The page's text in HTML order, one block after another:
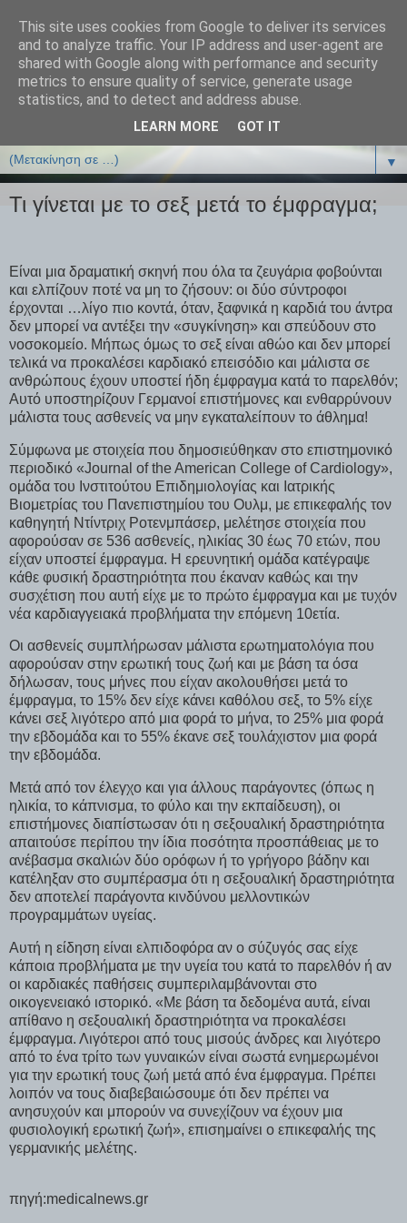
ΒΙΟΛΟΓΙΑonline.gr
Online Μαθήματα Βιολογίας
▼
Τι γίνεται με το σεξ μετά το έμφραγμα;
Είναι μια δραματική σκηνή που όλα τα ζευγάρια φοβούνται
και ελπίζουν ποτέ να μη το ζήσουν: οι δύο σύντροφοι
έρχονται …λίγο πιο κοντά, όταν, ξαφνικά η καρδιά του άντρα
δεν μπορεί να αντέξει την «συγκίνηση» και σπεύδουν στο
νοσοκομείο. Μήπως όμως το σεξ είναι αθώο και δεν μπορεί
τελικά να προκαλέσει καρδιακό επεισόδιο και μάλιστα σε
ανθρώπους έχουν υποστεί ήδη έμφραγμα κατά το παρελθόν;
Αυτό υποστηρίζουν Γερμανοί επιστήμονες και ενθαρρύνουν
μάλιστα τους ασθενείς να μην εγκαταλείπουν το άθλημα!
Σύμφωνα με στοιχεία που δημοσιεύθηκαν στο επιστημονικό
περιοδικό «Journal of the American College of Cardiology»,
ομάδα του Ινστιτούτου Επιδημιολογίας και Ιατρικής
Βιομετρίας του Πανεπιστημίου του Ουλμ, με επικεφαλής τον
καθηγητή Ντίντριχ Ροτενμπάσερ, μελέτησε στοιχεία που
αφορούσαν σε 536 ασθενείς, ηλικίας 30 έως 70 ετών, που
είχαν υποστεί έμφραγμα. Η ερευνητική ομάδα κατέγραψε
κάθε φυσική δραστηριότητα που έκαναν καθώς και την
συσχέτιση που αυτή είχε με το πρώτο έμφραγμα και με τυχόν
νέα καρδιαγγειακά προβλήματα την επόμενη 10ετία.
Οι ασθενείς συμπλήρωσαν μάλιστα ερωτηματολόγια που
αφορούσαν στην ερωτική τους ζωή και με βάση τα όσα
δήλωσαν, τους μήνες που είχαν ακολουθήσει μετά το
έμφραγμα, το 15% δεν είχε κάνει καθόλου σεξ, το 5% είχε
κάνει σεξ λιγότερο από μια φορά το μήνα, το 25% μια φορά
την εβδομάδα και το 55% έκανε σεξ τουλάχιστον μια φορά
την εβδομάδα.
Μετά από τον έλεγχο και για άλλους παράγοντες (όπως η
ηλικία, το κάπνισμα, το φύλο και την εκπαίδευση), οι
επιστήμονες διαπίστωσαν ότι η σεξουαλική δραστηριότητα
απαιτούσε περίπου την ίδια ποσότητα προσπάθειας με το
ανέβασμα σκαλιών δύο ορόφων ή το γρήγορο βάδην και
κατέληξαν στο συμπέρασμα ότι η σεξουαλική δραστηριότητα
δεν αποτελεί παράγοντα κινδύνου μελλοντικών
προγραμμάτων υγείας.
Αυτή η είδηση είναι ελπιδοφόρα αν ο σύζυγός σας είχε
κάποια προβλήματα με την υγεία του κατά το παρελθόν ή αν
οι καρδιακές παθήσεις συμπεριλαμβάνονται στο
οικογενειακό ιστορικό. «Με βάση τα δεδομένα αυτά, είναι
απίθανο η σεξουαλική δραστηριότητα να προκαλέσει
έμφραγμα. Λιγότεροι από τους μισούς άνδρες και λιγότερο
από το ένα τρίτο των γυναικών είναι σωστά ενημερωμένοι
για την ερωτική τους ζωή μετά από ένα έμφραγμα. Πρέπει
λοιπόν να τους διαβεβαιώσουμε ότι δεν πρέπει να
ανησυχούν και μπορούν να συνεχίζουν να έχουν μια
φυσιολογική ερωτική ζωή», επισημαίνει ο επικεφαλής της
γερμανικής μελέτης.
πηγή:medicalnews.gr
This site uses cookies from Google to deliver its services
and to analyze traffic. Your IP address and user-agent are
shared with Google along with performance and security
metrics to ensure quality of service, generate usage
statistics, and to detect and address abuse.
LEARN MORE GOT IT